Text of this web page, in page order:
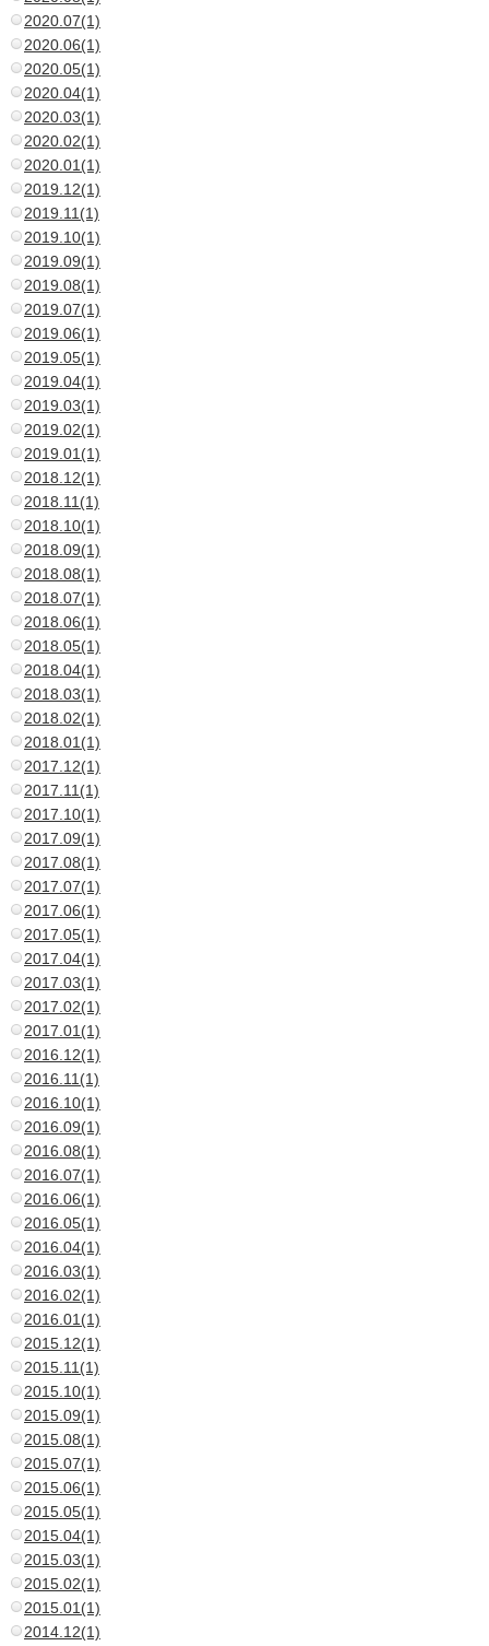
2020.07(1)
2020.06(1)
2020.05(1)
2020.04(1)
2020.03(1)
2020.02(1)
2020.01(1)
2019.12(1)
2019.11(1)
2019.10(1)
2019.09(1)
2019.08(1)
2019.07(1)
2019.06(1)
2019.05(1)
2019.04(1)
2019.03(1)
2019.02(1)
2019.01(1)
2018.12(1)
2018.11(1)
2018.10(1)
2018.09(1)
2018.08(1)
2018.07(1)
2018.06(1)
2018.05(1)
2018.04(1)
2018.03(1)
2018.02(1)
2018.01(1)
2017.12(1)
2017.11(1)
2017.10(1)
2017.09(1)
2017.08(1)
2017.07(1)
2017.06(1)
2017.05(1)
2017.04(1)
2017.03(1)
2017.02(1)
2017.01(1)
2016.12(1)
2016.11(1)
2016.10(1)
2016.09(1)
2016.08(1)
2016.07(1)
2016.06(1)
2016.05(1)
2016.04(1)
2016.03(1)
2016.02(1)
2016.01(1)
2015.12(1)
2015.11(1)
2015.10(1)
2015.09(1)
2015.08(1)
2015.07(1)
2015.06(1)
2015.05(1)
2015.04(1)
2015.03(1)
2015.02(1)
2015.01(1)
2014.12(1)